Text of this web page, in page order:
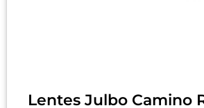
Lentes Julbo Camino